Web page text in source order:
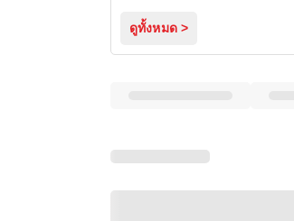
ดูทั้งหมด >